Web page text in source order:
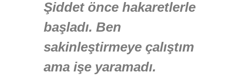
Şiddet önce hakaretlerle
başladı. Ben
sakinleştirmeye çalıştım
ama işe yaramadı.